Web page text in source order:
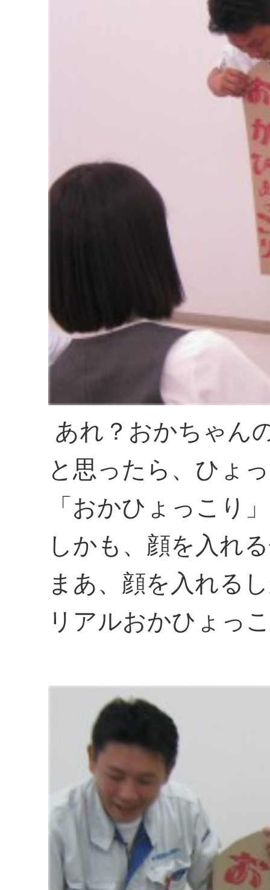
あれ？おかちゃん
と思ったら、ひょ
「おかひょっこり」
しかも、顔を入れ
まあ、顔を入れる
リアルおかひょっ